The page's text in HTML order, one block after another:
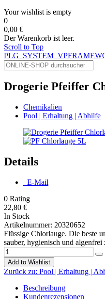
Your wishlist is empty
0
0,00 €
Der Warenkorb ist leer.
Scroll to Top
Drogerie Pfeiffer
Chemikalien
Pool | Erhaltung | Abhilfe
Details
E-Mail
0 Rating
22,80 €
In Stock
Artikelnummer: 20320652
Flüssige Chlorlauge. Die beste
sauber, hygienisch und algenfrei
Add to Wishlist
Zurück zu: Pool | Erhaltung |
Beschreibung
Kundenrezensionen